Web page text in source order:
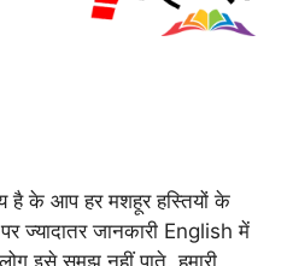
है के आप हर मशहूर हस्तियों के
ज्यादातर जानकारी English में